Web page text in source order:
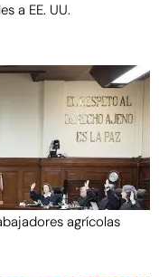
a EE. UU.
agrícolas